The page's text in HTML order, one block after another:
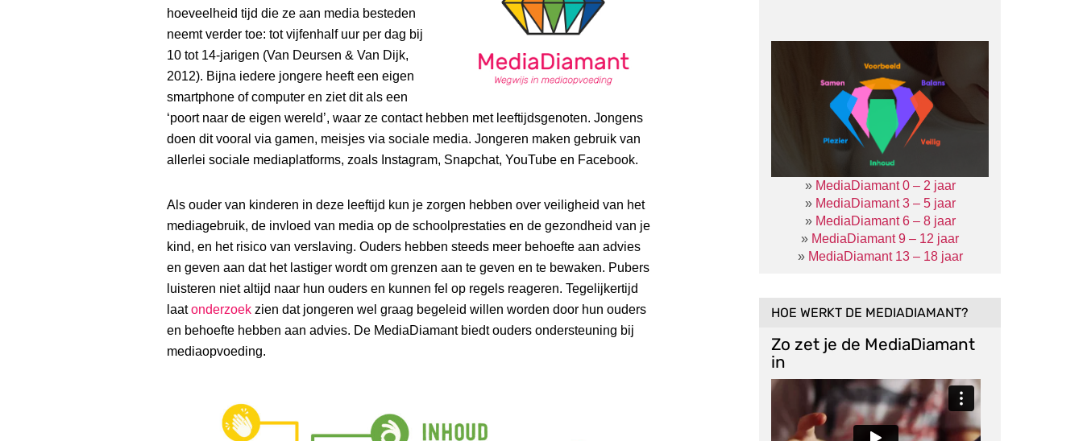
hoeveelheid tijd die ze aan media besteden
neemt verder toe: tot vijfenhalf uur per dag bij
10 tot 14-jarigen (Van Deursen & Van Dijk,
2012). Bijna iedere jongere heeft een eigen
smartphone of computer en ziet dit als een
‘poort naar de eigen wereld’, waar ze contact hebben met leeftijdsgenoten. Jongens
doen dit vooral via gamen, meisjes via sociale media. Jongeren maken gebruik van
allerlei sociale mediaplatforms, zoals Instagram, Snapchat, YouTube en Facebook.
Als ouder van kinderen in deze leeftijd kun je zorgen hebben over veiligheid van het
mediagebruik, de invloed van media op de schoolprestaties en de gezondheid van je
kind, en het risico van verslaving. Ouders hebben steeds meer behoefte aan advies
en geven aan dat het lastiger wordt om grenzen aan te geven en te bewaken. Pubers
luisteren niet altijd naar hun ouders en kunnen fel op regels reageren. Tegelijkertijd
laatonderzoek zien dat jongeren wel graag begeleid willen worden door hun ouders
en behoefte hebben aan advies. De MediaDiamant biedt ouders ondersteuning bij
mediaopvoeding.
» MediaDiamant 0 – 2 jaar
» MediaDiamant 3 – 5 jaar
» MediaDiamant 6 – 8 jaar
» MediaDiamant 9 – 12 jaar
» MediaDiamant 13 – 18 jaar
HOE WERKT DE MEDIADIAMANT?
Zo zet je de MediaDiamant
in